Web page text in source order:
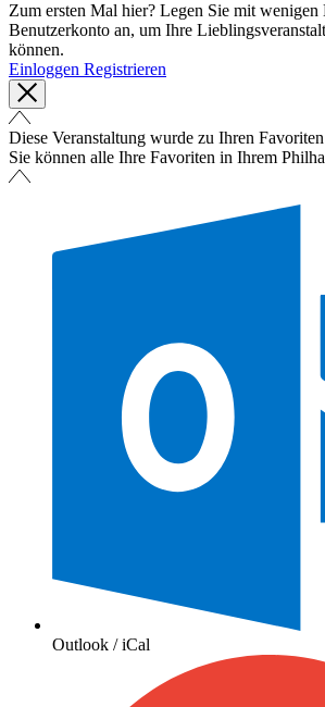
Zum ersten Mal hier? Legen Sie mit
Benutzerkonto an, um Ihre
können.
Einloggen Registrieren
Diese Veranstaltung wurde zu Ihren
Sie können alle Ihre Favoriten in Ihrem
Outlook / iCal